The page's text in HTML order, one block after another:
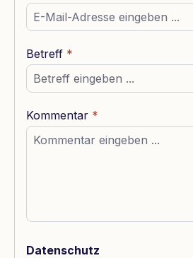
Betreff *
Kommentar *
Datenschutz